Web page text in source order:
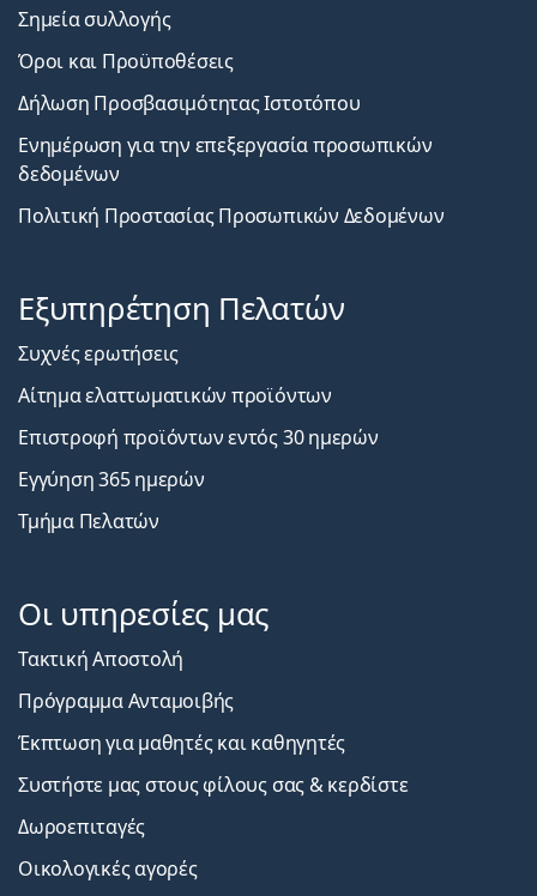
Σημεία συλλογής
Όροι και Προϋποθέσεις
Δήλωση Προσβασιμότητας Ιστοτόπου
Ενημέρωση για την επεξεργασία προσωπικών
δεδομένων
Πολιτική Προστασίας Προσωπικών Δεδομένων
Εξυπηρέτηση Πελατών
Συχνές ερωτήσεις
Αίτημα ελαττωματικών προϊόντων
Επιστροφή προϊόντων εντός 30 ημερών
Εγγύηση 365 ημερών
Τμήμα Πελατών
Οι υπηρεσίες μας
Τακτική Αποστολή
Πρόγραμμα Ανταμοιβής
Έκπτωση για μαθητές και καθηγητές
Συστήστε μας στους φίλους σας & κερδίστε
Δωροεπιταγές
Οικολογικές αγορές